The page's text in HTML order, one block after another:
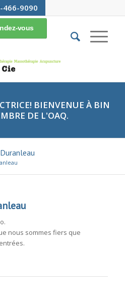
466-9090
BIENVENUE À BIN
DE L'OAQ.
nous sommes fiers que